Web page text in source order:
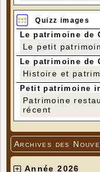
Quizz images
Le patrimoine de
Le petit
Le patrimoine de
Histoire et
Petit patrimoine
Patrimoine
récent
Archives des
Année 2026